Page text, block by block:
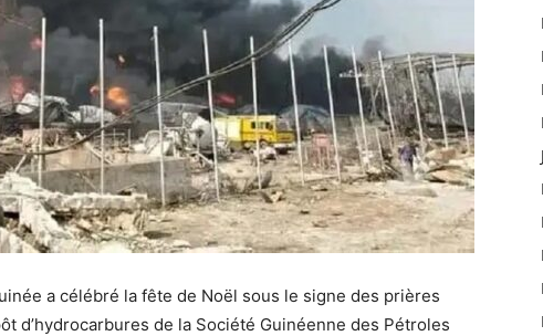
a célébré la fête de Noël sous le signe des prières
d’hydrocarbures de la Société Guinéenne des Pétroles